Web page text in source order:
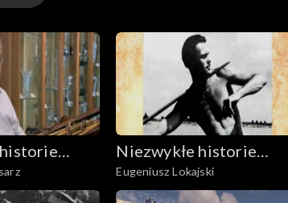
Niezwykłe historie
Biało-Czerwonych
Eugeniusz Lokajski